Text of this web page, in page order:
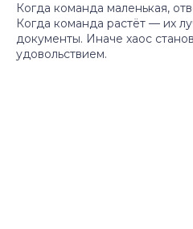
Когда команда маленькая,
Когда команда растёт — их
документы. Иначе хаос
удовольствием.
Контакты
База знаний